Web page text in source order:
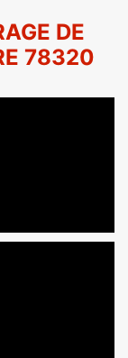
DE
78320